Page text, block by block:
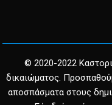
© 2020-2022
δικαιώματος.
αποσπάσματα στους